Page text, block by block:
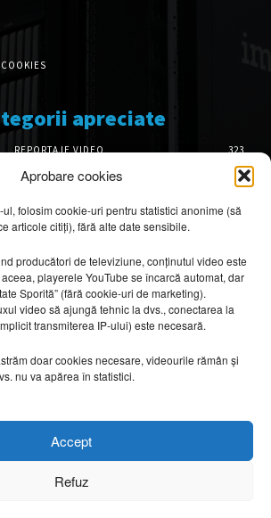
Aprobare cookies
folosim cookie-uri pentru statistici anonime (să
articole citiți), fără alte date sensibile.
producători de televiziune, conținutul video este
playerele YouTube se încarcă automat, dar
Sporită” (fără cookie-uri de marketing).
video să ajungă tehnic la dvs., conectarea la
transmiterea IP-ului) este necesară.
doar cookies necesare, videourile rămân și
nu va apărea în statistici.
Accept
Refuz
apreciate
REPORTAJE VIDEO
323
AMENAJĂRI INTERIOARE
126
DESIGN INTERIOR
64
ARHITECTURĂ & DESIGN
OPINII & ANALIZE
43
recomandate
cabane moderne
construcția care